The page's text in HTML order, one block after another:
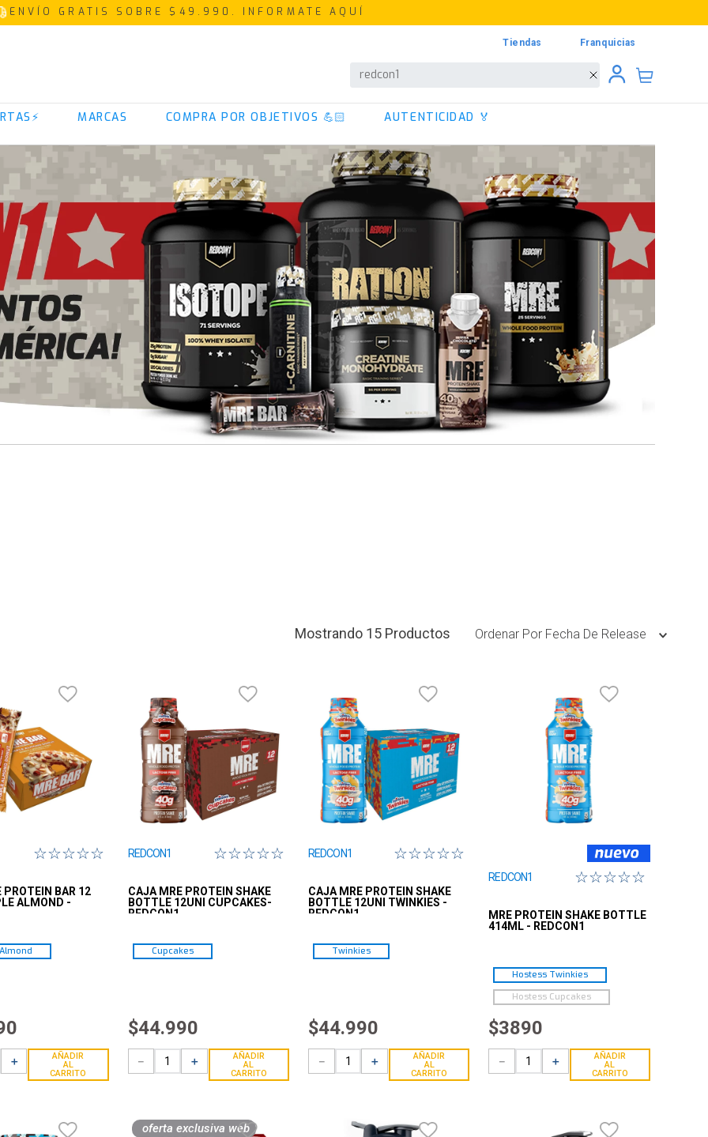
ENVÍO GRATIS SOBRE $49.990. INFORMATE AQUÍ
Tiendas Franquicias
Buscar
MARCAS COMPRA POR OBJETIVOS 💪🏻 AUTENTICIDAD 🏅
15 Productos Ordenar Por Fecha De Release
☆☆☆☆☆
PROTEIN BAR 12
ALMOND -
＋
AÑADIR
AL
CARRITO
REDCON1 ☆☆☆☆☆
CAJA MRE PROTEIN SHAKE
BOTTLE 12UNI CUPCAKES-
REDCON1
Cupcakes
$44.990
＋
－
AÑADIR
AL
CARRITO
REDCON1 ☆☆☆☆☆
CAJA MRE PROTEIN SHAKE
BOTTLE 12UNI TWINKIES -
REDCON1
Twinkies
$44.990
＋
－
AÑADIR
AL
CARRITO
REDCON1 ☆☆☆☆☆
MRE PROTEIN SHAKE BOTTLE
414ML - REDCON1
Hostess Twinkies
Hostess Cupcakes
$3890
＋
－
AÑADIR
AL
CARRITO
oferta exclusiva web